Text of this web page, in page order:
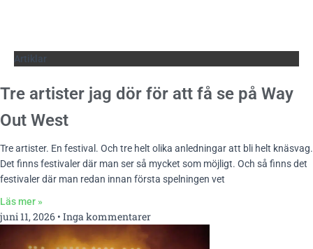
Artiklar
Tre artister jag dör för att få se på Way
Out West
Tre artister. En festival. Och tre helt olika anledningar att bli helt knäsvag.
Det finns festivaler där man ser så mycket som möjligt. Och så finns det
festivaler där man redan innan första spelningen vet
Läs mer »
juni 11, 2026 Inga kommentarer